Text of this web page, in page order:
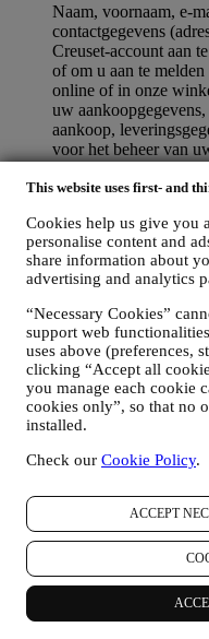
This website uses first- and
Cookies help us give you
personalise content and
share information about
advertising and analytics
“Necessary Cookies”
support web
uses above (preferences,
clicking “Accept all
you manage each cookie
cookies only”, so that no
installed.
Check our Cookie Policy.
ACCEPT
Naam, voornaam, e-
contactgegevens
Creuset-account aan
of om u aan te
online of in onze
uw
aankoop,
voor het beheer van
identificatienummers -
gebruiker,
bezoeken aan de
gebruiker bent of
het verzamelen van
ons Cookiebeleid, ter
advertenties, of voor
gevallen zullen we u
van deze technische
uw feedback,
ons (bijvoorbeeld uw
Website gebruikt of
informatie verstrekt, zijn op
privacyrechten die in
2. WIE VERZAMELT UW
De
via de website worden
met maatschappelijke zetel